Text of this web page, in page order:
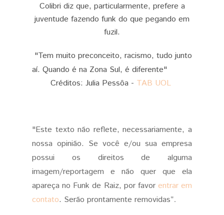
Colibri diz que, particularmente, prefere a
juventude fazendo funk do que pegando em
fuzil.
"Tem muito preconceito, racismo, tudo junto
aí. Quando é na Zona Sul, é diferente"
Créditos: Julia Pessôa - TAB UOL
"Este texto não reflete, necessariamente, a
nossa opinião. Se você e/ou sua empresa
possui os direitos de alguma
imagem/reportagem e não quer que ela
apareça no Funk de Raiz, por favor entrar em
contato. Serão prontamente removidas".